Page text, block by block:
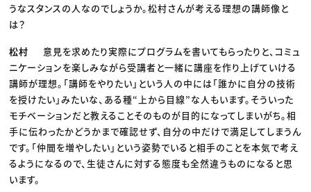
うなスタンスの人なのでしょうか。松村さんが考える理想の講師像と
は？
松村
意見を求めたり実際にプログラムを書いてもらったりと、コミュ
ニケーションを楽しみながら受講者と一緒に講座を作り上げていける
講師が理想。「講師をやりたい」という人の中には「誰かに自分の技術
を授けたい」みたいな、ある種“上から目線”な人もいます。そういった
モチベーションだと教えることそのものが目的になってしまいがち。相
手に伝わったかどうかまで確認せず、自分の中だけで満足してしまうん
です。「仲間を増やしたい」という姿勢でいると相手のことを本気で考え
るようになるので、生徒さんに対する態度も全然違うものになると思
います。